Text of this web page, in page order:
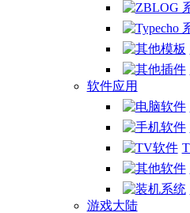
软件应用
游戏大陆